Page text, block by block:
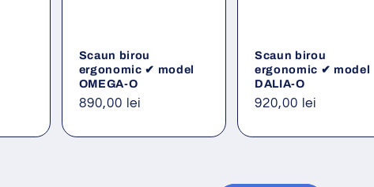
Scaun birou
ergonomic ✔ model
OMEGA-O
Preț
890,00 lei
Scaun birou
ergonomic ✔ model
DALIA-O
Preț
920,00 lei